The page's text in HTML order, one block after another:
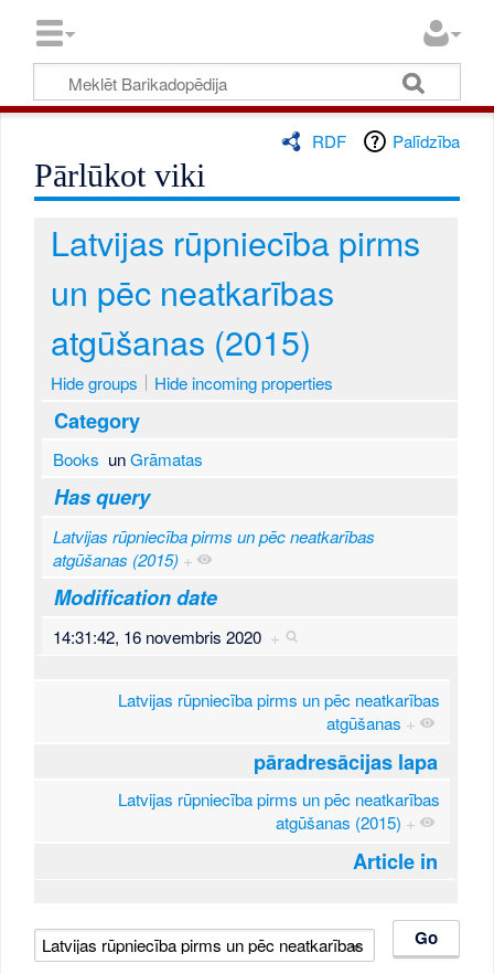
RDF Palīdzība
Pārlūkot viki
Latvijas rūpniecība pirms
un pēc neatkarības
atgūšanas (2015)
Hide groups Hide incoming properties
Category
Books unGrāmatas
Has query
Latvijas rūpniecība pirms un pēc neatkarības
atgūšanas (2015) +
Modification date
14:31:42, 16 novembris 2020 +
Latvijas rūpniecība pirms un pēc neatkarības
atgūšanas +
pāradresācijas lapa
Latvijas rūpniecība pirms un pēc neatkarības
atgūšanas (2015) +
Article in